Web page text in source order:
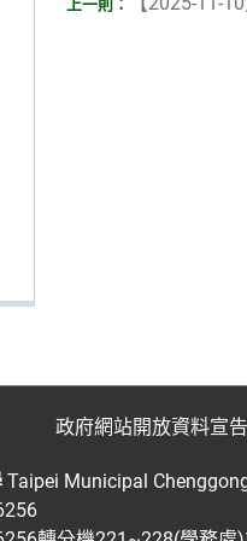
政府網站開放資料宣告
Taipei Municipal